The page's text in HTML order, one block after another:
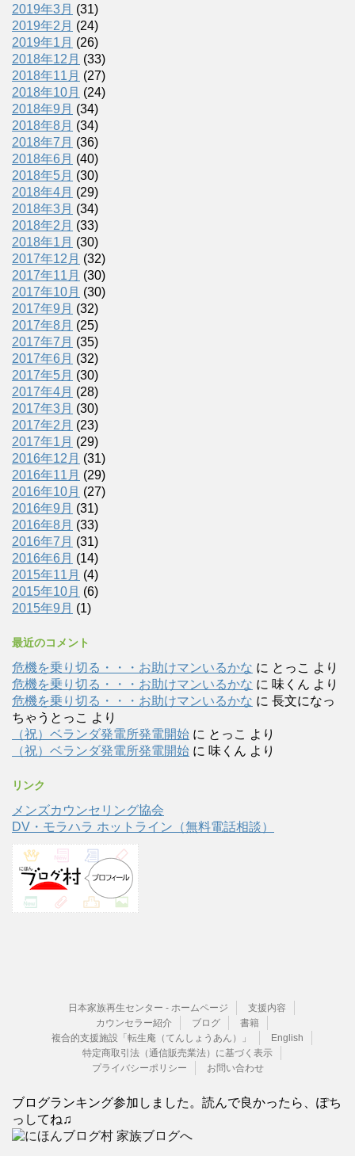
2019年3月 (31)
2019年2月 (24)
2019年1月 (26)
2018年12月 (33)
2018年11月 (27)
2018年10月 (24)
2018年9月 (34)
2018年8月 (34)
2018年7月 (36)
2018年6月 (40)
2018年5月 (30)
2018年4月 (29)
2018年3月 (34)
2018年2月 (33)
2018年1月 (30)
2017年12月 (32)
2017年11月 (30)
2017年10月 (30)
2017年9月 (32)
2017年8月 (25)
2017年7月 (35)
2017年6月 (32)
2017年5月 (30)
2017年4月 (28)
2017年3月 (30)
2017年2月 (23)
2017年1月 (29)
2016年12月 (31)
2016年11月 (29)
2016年10月 (27)
2016年9月 (31)
2016年8月 (33)
2016年7月 (31)
2016年6月 (14)
2015年11月 (4)
2015年10月 (6)
2015年9月 (1)
最近のコメント
危機を乗り切る・・・お助けマンいるかな に とっこ より
危機を乗り切る・・・お助けマンいるかな に 味くん より
危機を乗り切る・・・お助けマンいるかな に 長文になっ
ちゃうとっこ より
（祝）ベランダ発電所発電開始 に とっこ より
（祝）ベランダ発電所発電開始 に 味くん より
リンク
メンズカウンセリング協会
DV・モラハラ ホットライン（無料電話相談）
日本家族再生センター - ホームページ
支援内容
カウンセラー紹介
ブログ
書籍
複合的支援施設「転生庵（てんしょうあん）」
English
特定商取引法（通信販売業法）に基づく表示
プライバシーポリシー
お問い合わせ
ブログランキング参加しました。読んで良かったら、ぽち
っしてね♫